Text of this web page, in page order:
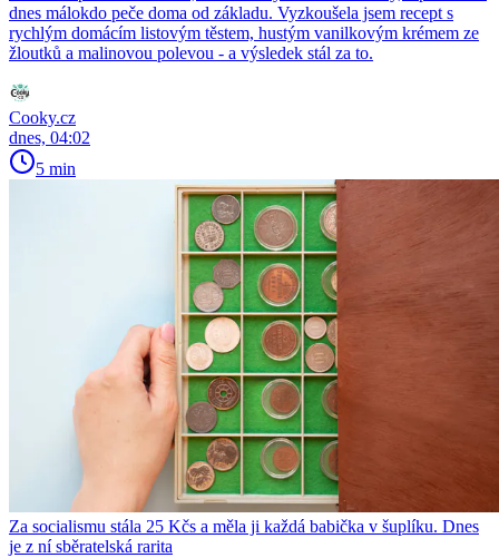
dnes málokdo peče doma od základu. Vyzkoušela jsem recept s
rychlým domácím listovým těstem, hustým vanilkovým krémem ze
žloutků a malinovou polevou - a výsledek stál za to.
Cooky.cz
dnes, 04:02
5 min
Za socialismu stála 25 Kčs a měla ji každá babička v šuplíku. Dnes
je z ní sběratelská rarita